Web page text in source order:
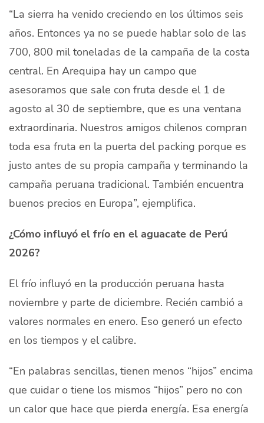
“La sierra ha venido creciendo en los últimos seis
años. Entonces ya no se puede hablar solo de las
700, 800 mil toneladas de la campaña de la costa
central. En Arequipa hay un campo que
asesoramos que sale con fruta desde el 1 de
agosto al 30 de septiembre, que es una ventana
extraordinaria. Nuestros amigos chilenos compran
toda esa fruta en la puerta del packing porque es
justo antes de su propia campaña y terminando la
campaña peruana tradicional. También encuentra
buenos precios en Europa”, ejemplifica.
¿Cómo influyó el frío en el aguacate de Perú
2026?
El frío influyó en la producción peruana hasta
noviembre y parte de diciembre. Recién cambió a
valores normales en enero. Eso generó un efecto
en los tiempos y el calibre.
“En palabras sencillas, tienen menos “hijos” encima
que cuidar o tiene los mismos “hijos” pero no con
un calor que hace que pierda energía. Esa energía